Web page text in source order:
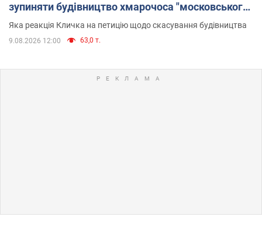
зупиняти будівництво хмарочоса "московського
вірянина"
Яка реакція Кличка на петицію щодо скасування будівництва
9.08.2026 12:00 63,0 т.